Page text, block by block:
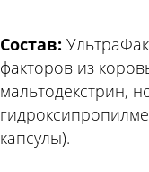
Состав:
факторов из
мальтодекстрин,
капсулы).